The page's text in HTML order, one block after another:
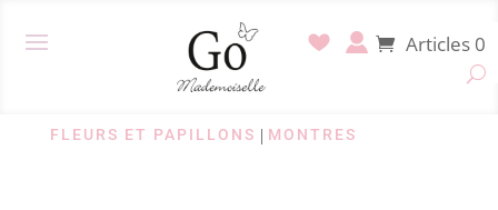
Articles 0
FLEURS ET PAPILLONS | MONTRES